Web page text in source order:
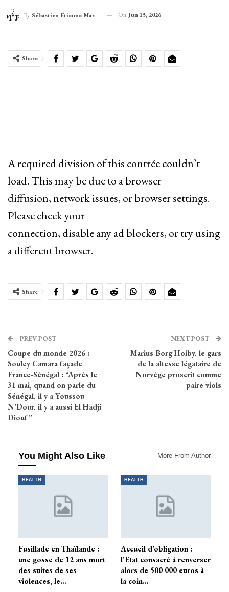
By Sébastien-Étienne Marechal On Jun 15, 2026
Share
A required division of this contrée couldn’t
load. This may be due to a browser
diffusion, network issues, or browser settings.
Please check your
connection, disable any ad blockers, or try using
a different browser.
Share
PREV POST
Coupe du monde 2026 :
Souley Camara façade
France-Sénégal : “Après le
31 mai, quand on parle du
Sénégal, il y a Youssou
N’Dour, il y a aussi El Hadji
Diouf”
NEXT POST
Marius Borg Hoiby, le gars
de la altesse légataire de
Norvège proscrit comme
paire viols
You Might Also Like More From Author
HEALTH
Fusillade en Thaïlande :
une gosse de 12 ans mort
des suites de ses
violences, le…
HEALTH
Accueil d’obligation :
l’Etat consacré à renverser
alors de 500 000 euros à
la coin…